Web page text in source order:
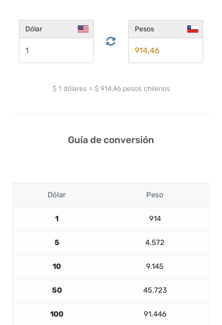
Dólar Pesos
$ 1 dólares = $ 914,46pesos chilenos
Guía de conversión
Dólar Peso
1 914
5 4.572
10 9.145
50 45.723
100 91.446